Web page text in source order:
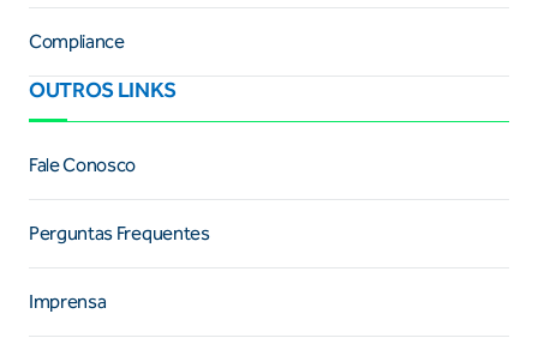
Compliance
OUTROS LINKS
Fale Conosco
Perguntas Frequentes
Imprensa